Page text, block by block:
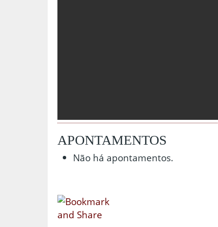
APONTAMENTOS
Não há apontamentos.